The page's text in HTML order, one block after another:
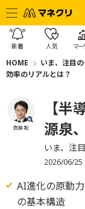
新着 人気 マー
HOME いま、注目
効率のリアルとは？
齊藤 聡
【
源泉
いま、注
2026/06/25
AI進化の原動
の基本構造